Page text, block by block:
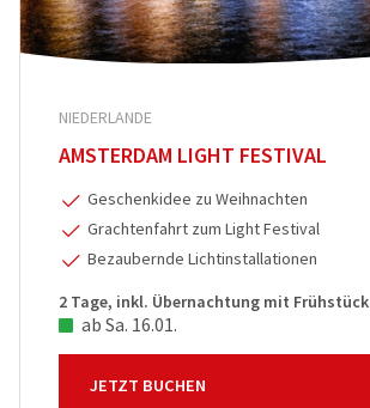
NIEDERLANDE
AMSTERDAM LIGHT FESTIVAL
Geschenkidee zu Weihnachten
Grachtenfahrt zum Light Festival
Bezaubernde Lichtinstallationen
2 Tage, inkl. Übernachtung mit Frühstück
ab Sa. 16.01.
JETZT BUCHEN